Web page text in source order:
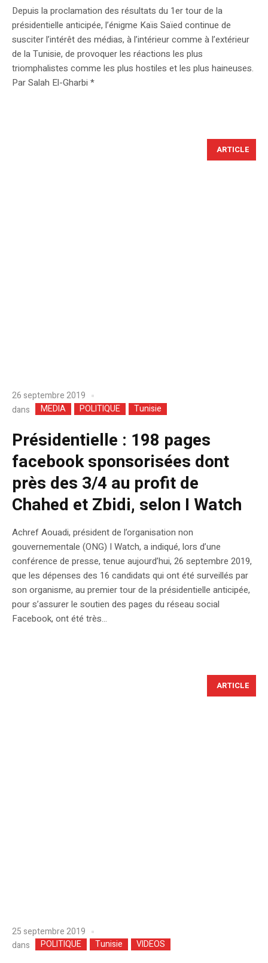
Depuis la proclamation des résultats du 1er tour de la
présidentielle anticipée, l’énigme Kaïs Saïed continue de
susciter l’intérêt des médias, à l’intérieur comme à l’extérieur
de la Tunisie, de provoquer les réactions les plus
triomphalistes comme les plus hostiles et les plus haineuses.
Par Salah El-Gharbi *
ARTICLE
26 septembre 2019
dans
MEDIA POLITIQUE Tunisie
Présidentielle : 198 pages
facebook sponsorisées dont
près des 3/4 au profit de
Chahed et Zbidi, selon I Watch
Achref Aouadi, président de l’organisation non
gouvernementale (ONG) I Watch, a indiqué, lors d’une
conférence de presse, tenue aujourd’hui, 26 septembre 2019,
que les dépenses des 16 candidats qui ont été surveillés par
son organisme, au premier tour de la présidentielle anticipée,
pour s’assurer le soutien des pages du réseau social
Facebook, ont été très...
ARTICLE
25 septembre 2019
dans
POLITIQUE Tunisie VIDEOS